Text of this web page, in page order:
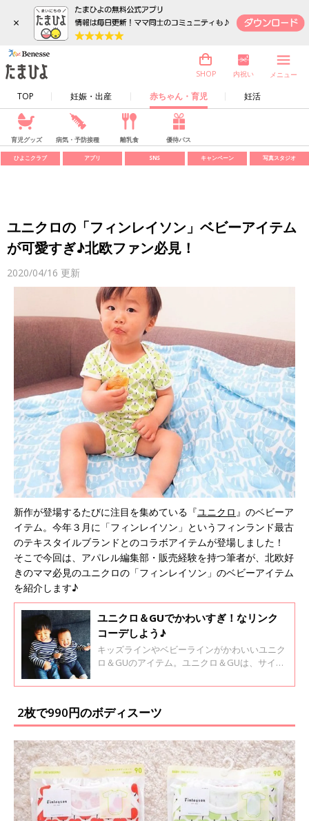
×
TOP 妊娠・出産 赤ちゃん・育児 妊活
SHOP 内祝い メニュー
育児グッズ 病気・予防接種 離乳食 優待パス
ひよこクラブ アプリ SNS キャンペーン 写真スタジオ
ユニクロの「フィンレイソン」ベビーアイテム
が可愛すぎ♪北欧ファン必見！
2020/04/16 更新
新作が登場するたびに注目を集めている『ユニクロ 』のベビーア
イテム。今年３月に「フィンレイソン」というフィンランド最古
のテキスタイルブランドとのコラボアイテムが登場しました！
そこで今回は、アパレル編集部・販売経験を持つ筆者が、北欧好
きのママ必見のユニクロの「フィンレイソン」のベビーアイテム
を紹介します♪
ユニクロ＆GUでかわいすぎ！なリンク
コーデしよう♪
キッズラインやベビーラインがかわいいユニク
ロ＆GUのアイテム。ユニクロ＆GUは、サイズ
にできちゃうんです♪ 今回はインスタからかわ
最後までご覧くださいね！
2枚で990円のボディスーツ